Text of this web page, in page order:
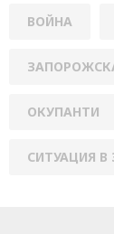
ВОЙНА
ОКУПАНТИ
СИТУАЦИЯ